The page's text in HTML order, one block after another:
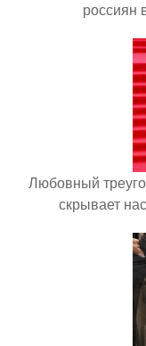
россиян
Любовный
скрывает